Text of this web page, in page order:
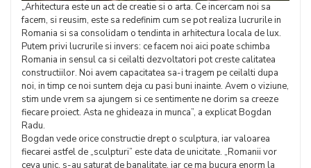
„Arhitectura este un act de creatie si o arta. Ce incercam noi sa
facem, si reusim, este sa redefinim cum se pot realiza lucrurile in
Romania si sa consolidam o tendinta in arhitectura locala de lux.
Putem privi lucrurile si invers: ce facem noi aici poate schimba
Romania in sensul ca si ceilalti dezvoltatori pot creste calitatea
constructiilor. Noi avem capacitatea sa-i tragem pe ceilalti dupa
noi, in timp ce noi suntem deja cu pasi buni inainte. Avem o viziune,
stim unde vrem sa ajungem si ce sentimente ne dorim sa creeze
fiecare proiect. Asta ne ghideaza in munca”, a explicat Bogdan
Radu.
Bogdan vede orice constructie drept o sculptura, iar valoarea
fiecarei astfel de „sculpturi” este data de unicitate. „Romanii vor
ceva unic, s-au saturat de banalitate, iar ce ma bucura enorm la